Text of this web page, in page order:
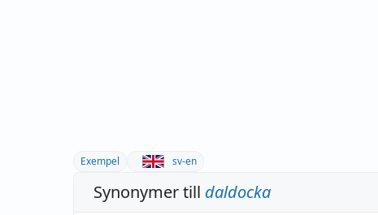
Exempel sv-en
Synonymer till daldocka